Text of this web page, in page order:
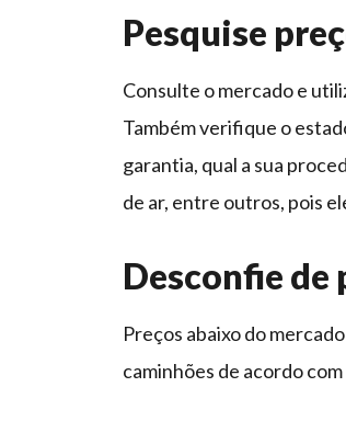
Pesquise
Consulte o mercado e
Também verifique o
garantia, qual a sua
de ar, entre outros, pois
Desconfie
Preços abaixo do
caminhões de acordo